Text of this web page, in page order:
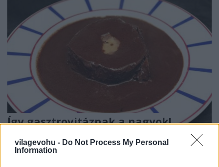
vilagevohu - Do Not Process My Personal
Information
Így gasztrovitáznak a nagyok!